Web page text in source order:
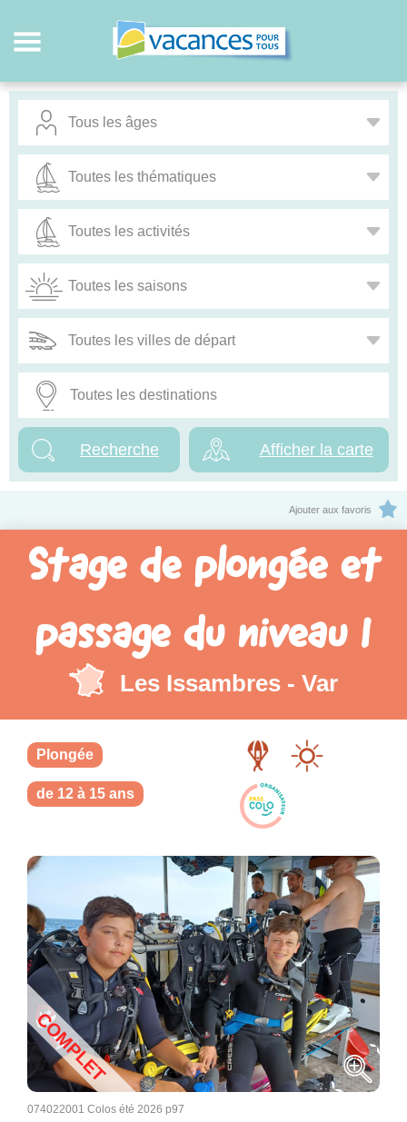
Afficher la carte
Ajouter aux favoris
Stage de plongée et
passage du niveau 1
Les Issambres - Var
Plongée
de 12 à 15 ans
COMPLET
074022001 Colos été 2026 p97